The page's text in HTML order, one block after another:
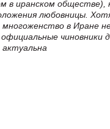
в иранском обществе),
любовницы.
в Иране
чиновники